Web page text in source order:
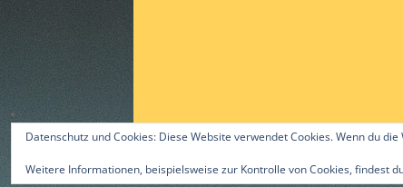
©2015 by Alex Gast & ttc-guerzenich.de
Datenschutz und Cookies: Diese Website verwendet Cookies. Wenn du
Weitere Informationen, beispielsweise zur Kontrolle von Cookies, findest